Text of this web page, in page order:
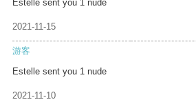
Estelle sent you 1 nude
2021-11-15
游客
Estelle sent you 1 nude
2021-11-10